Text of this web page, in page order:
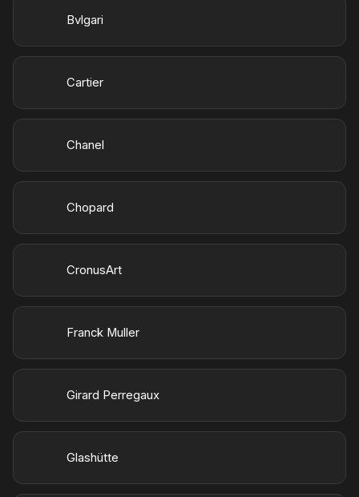
Bvlgari
Cartier
Chanel
Chopard
CronusArt
Franck Muller
Girard Perregaux
Glashütte